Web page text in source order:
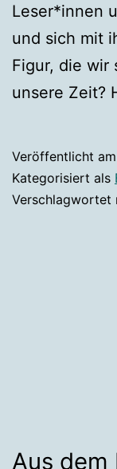
Leser*innen
und sich mit
Figur, die wir
unsere Zeit?
Veröffentlicht am
Kategorisiert als
Verschlagwortet
Aus